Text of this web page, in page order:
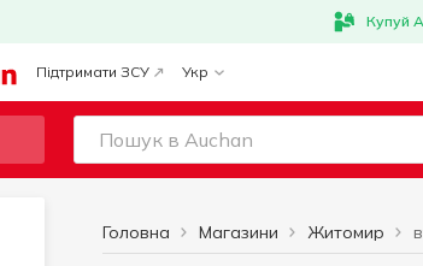
Купуй
Підтримати ЗСУ Укр
Головна Магазини Житомир